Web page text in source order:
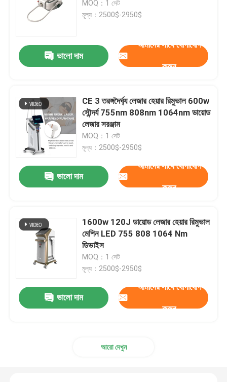
আইপিএল হেয়ার রিমুভাল মেশিন
CO2 ভগ্নাংশ লেজার মেশিন
পিকোসেকেন্ড লেজার মেশিন
আলেকজান্দ্রাইট লেজার মেশিন
বহুমুখী সৌন্দর্য সরঞ্জাম
MOQ：1 সেট
মূল্য：2500$-2950$
ভালো দাম
আমাদের সাথে যোগাযোগ
করুন
CE 3 তরঙ্গদৈর্ঘ্য লেজার হেয়ার রিমুভাল 600w
সৌন্দর্য 755nm 808nm 1064nm ডায়োড
লেজার সরঞ্জাম
MOQ：1 সেট
মূল্য：2500$-2950$
ভালো দাম
আমাদের সাথে যোগাযোগ
করুন
1600w 120J ডায়োড লেজার হেয়ার রিমুভাল
মেশিন LED 755 808 1064 Nm
ডিভাইস
MOQ：1 সেট
মূল্য：2500$-2950$
ভালো দাম
আমাদের সাথে যোগাযোগ
করুন
আরো দেখুন